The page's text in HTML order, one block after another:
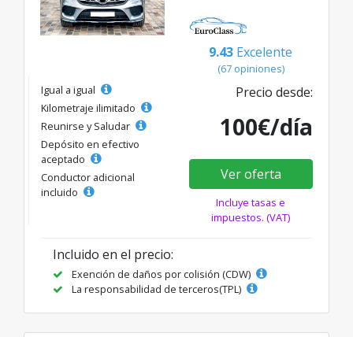
9.43 Excelente
(67 opiniones)
Igual a igual
Kilometraje ilimitado
Reunirse y Saludar
Depósito en efectivo
aceptado
Conductor adicional
incluido
Precio desde:
100€/día
Ver oferta
Incluye tasas e
impuestos. (VAT)
Incluido en el precio:
Exención de daños por colisión (CDW)
La responsabilidad de terceros(TPL)